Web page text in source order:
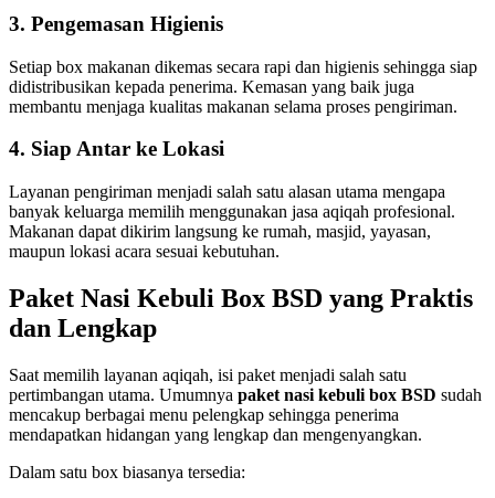
3. Pengemasan Higienis
Setiap box makanan dikemas secara rapi dan higienis sehingga siap
didistribusikan kepada penerima. Kemasan yang baik juga
membantu menjaga kualitas makanan selama proses pengiriman.
4. Siap Antar ke Lokasi
Layanan pengiriman menjadi salah satu alasan utama mengapa
banyak keluarga memilih menggunakan jasa aqiqah profesional.
Makanan dapat dikirim langsung ke rumah, masjid, yayasan,
maupun lokasi acara sesuai kebutuhan.
Paket Nasi Kebuli Box BSD yang Praktis
dan Lengkap
Saat memilih layanan aqiqah, isi paket menjadi salah satu
pertimbangan utama. Umumnya paket nasi kebuli box BSD sudah
mencakup berbagai menu pelengkap sehingga penerima
mendapatkan hidangan yang lengkap dan mengenyangkan.
Dalam satu box biasanya tersedia: